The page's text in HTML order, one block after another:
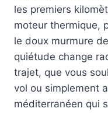
les premiers
moteur thermique,
le doux murmure
quiétude change
trajet, que vous
vol ou simplement
méditerranéen qui